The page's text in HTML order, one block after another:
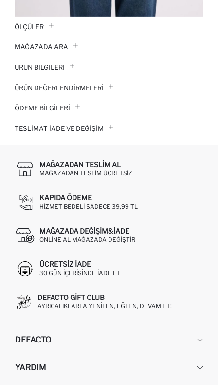
ÖLÇÜLER
MAĞAZADA ARA
ÜRÜN BILGILERI
ÜRÜN DEĞERLENDİRMELERİ
ÖDEME BİLGİLERİ
TESLIMAT İADE VE DEĞIŞIM
MAĞAZADAN TESLIM AL
MAĞAZADAN TESLIM ÜCRETSIZ
KAPIDA ÖDEME
HIZMET BEDELI SADECE 39,99 TL
MAĞAZADA DEĞIŞIM&İADE
ONLINE AL MAĞAZADA DEĞIŞTIR
ÜCRETSIZ IADE
30 GÜN IÇERISINDE IADE ET
DEFACTO GIFT CLUB
AYRICALIKLARLA YENILEN, EĞLEN, DEVAM ET!
DEFACTO
HAKKIMIZDA
YARDIM